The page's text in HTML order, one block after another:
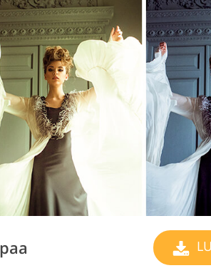
Videoeditointipalvelut